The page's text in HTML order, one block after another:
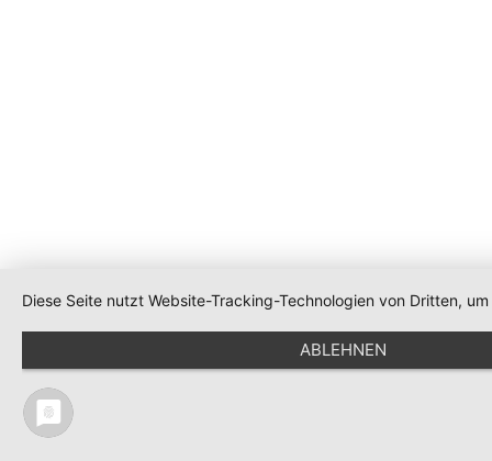
Diese Seite nutzt Website-Tracking-Technologien von Dritten,
ABLEHNEN